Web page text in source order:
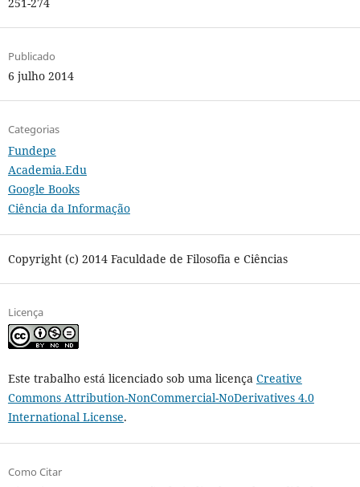
Publicado
6 julho 2014
Categorias
Fundepe
Academia.Edu
Google Books
Ciência da Informação
Copyright (c) 2014 Faculdade de Filosofia e Ciências
Licença
Este trabalho está licenciado sob uma licença Creative
Commons Attribution-NonCommercial-NoDerivatives 4.0
International License.
Como Citar